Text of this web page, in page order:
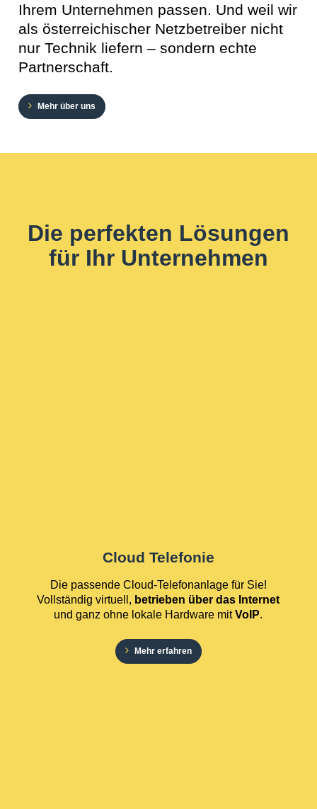
Ihrem Unternehmen passen. Und weil wir
als österreichischer Netzbetreiber nicht
nur Technik liefern – sondern echte
Partnerschaft.
Mehr über uns
Die perfekten Lösungen
für Ihr Unternehmen
Cloud Telefonie
Die passende Cloud-Telefonanlage für Sie!
Vollständig virtuell, betrieben über das Internet
und ganz ohne lokale Hardware mitVoIP.
Mehr erfahren